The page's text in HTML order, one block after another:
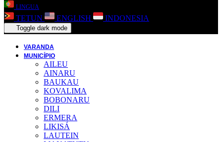
LINGUA
TETUN ENGLISH INDONESIA
Toggle dark mode
VARANDA
MUNICÍPIO
AILEU
AINARU
BAUKAU
KOVALIMA
BOBONARU
DILI
ERMERA
LIKISÁ
LAUTEIN